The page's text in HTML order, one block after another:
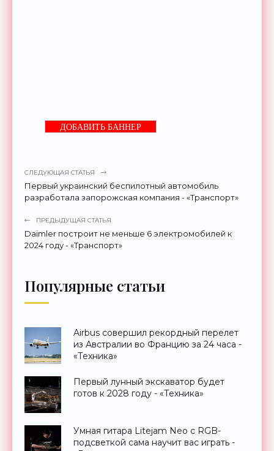
ДОБАВИТЬ БАННЕР
СЛЕДУЮЩАЯ СТАТЬЯ
Первый украинский беспилотный автомобиль
разработала запорожская компания - «Транспорт»
ПРЕДЫДУЩАЯ СТАТЬЯ
Daimler построит не меньше 6 электромобилей к
2024 году - «Транспорт»
Популярные статьи
Airbus совершил рекордный перелет
из Австралии во Францию за 24 часа -
«Техника»
Первый лунный экскаватор будет
готов к 2028 году - «Техника»
Умная гитара Litejam Neo с RGB-
подсветкой сама научит вас играть -